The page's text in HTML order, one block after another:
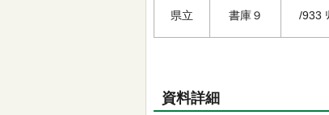
県立 書庫９ /933
資料詳細